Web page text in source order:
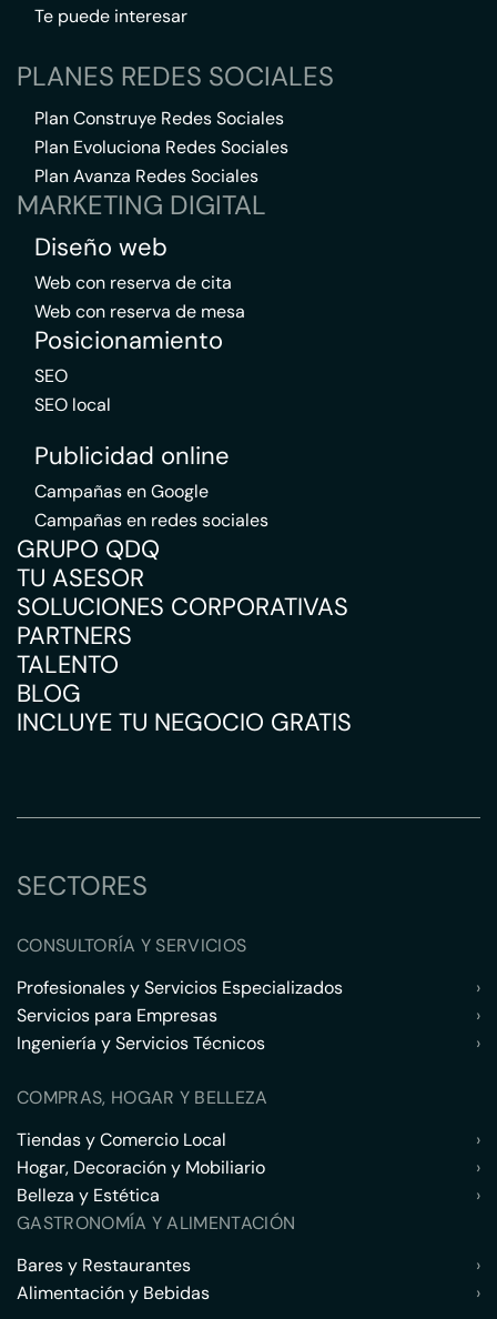
Te puede interesar
PLANES REDES SOCIALES
Plan Construye Redes Sociales
Plan Evoluciona Redes Sociales
Plan Avanza Redes Sociales
MARKETING DIGITAL
Diseño web
Web con reserva de cita
Web con reserva de mesa
Posicionamiento
SEO
SEO local
Publicidad online
Campañas en Google
Campañas en redes sociales
GRUPO QDQ
TU ASESOR
SOLUCIONES CORPORATIVAS
PARTNERS
TALENTO
BLOG
INCLUYE TU NEGOCIO GRATIS
SECTORES
CONSULTORÍA Y SERVICIOS
Profesionales y Servicios Especializados
›
Servicios para Empresas
›
Ingeniería y Servicios Técnicos
›
COMPRAS, HOGAR Y BELLEZA
Tiendas y Comercio Local
›
Hogar, Decoración y Mobiliario
›
Belleza y Estética
›
GASTRONOMÍA Y ALIMENTACIÓN
Bares y Restaurantes
›
Alimentación y Bebidas
›